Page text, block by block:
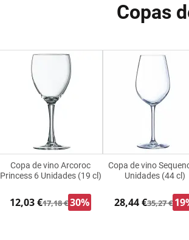
Copas
Copa de vino Arcoroc
Princess 6 Unidades (19 cl)
12,03 €17,18 €30%
Copa de vino
Unidades (44 cl)
28,44 €35,27 €